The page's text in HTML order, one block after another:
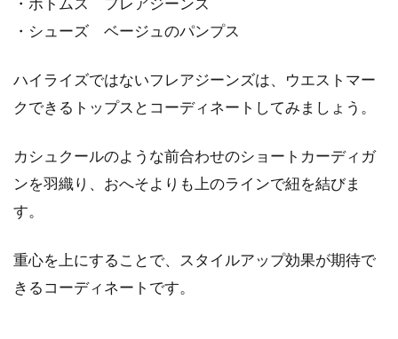
・シューズ ベージュのパンプス
ハイライズではないフレアジーンズは、ウエストマー
クできるトップスとコーディネートしてみましょう。
カシュクールのような前合わせのショートカーディガ
ンを羽織り、おへそよりも上のラインで紐を結びま
す。
重心を上にすることで、スタイルアップ効果が期待で
きるコーディネートです。